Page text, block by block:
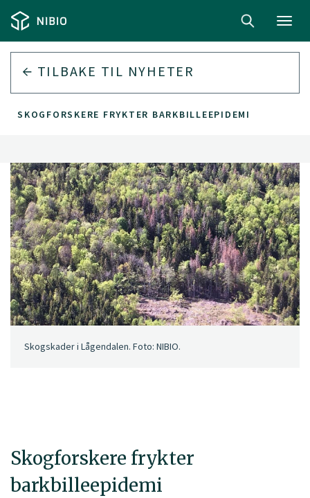
TILBAKE TIL NYHETER
SKOGFORSKERE FRYKTER BARKBILLEEPIDEMI
Skogforskere frykter
barkbilleepidemi
Skogskader i Lågendalen. Foto: NIBIO.